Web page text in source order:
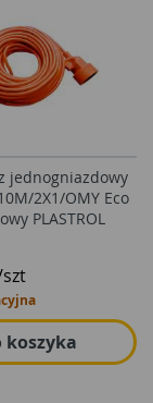
jednogniazdowy
2X1/OMY Eco
PLASTROL
koszyka